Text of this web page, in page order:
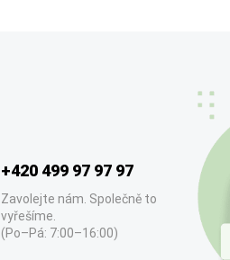
+420 499 97 97 97
Zavolejte nám. Společně to
vyřešíme.
(Po–Pá: 7:00–16:00)